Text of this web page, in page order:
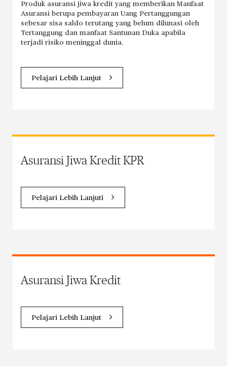
Produk asuransi jiwa kredit yang memberikan Manfaat
Asuransi berupa pembayaran Uang Pertanggungan
sebesar sisa saldo terutang yang belum dilunasi oleh
Tertanggung dan manfaat Santunan Duka apabila
terjadi risiko meninggal dunia.
Pelajari Lebih Lanjut
Asuransi Jiwa Kredit KPR
Pelajari Lebih Lanjuti
Asuransi Jiwa Kredit
Pelajari Lebih Lanjut